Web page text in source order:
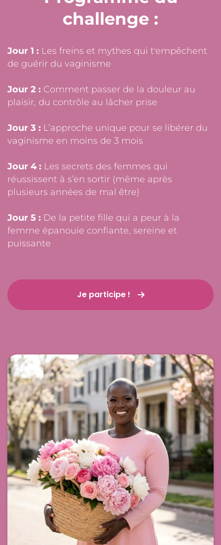
challenge :
Jour 1 : Les freins et mythes qui t'empêchent
de guérir du vaginisme
Jour 2 : Comment passer de la douleur au
plaisir, du contrôle au lâcher prise
Jour 3 : L’approche unique pour se libérer du
vaginisme en moins de 3 mois
Jour 4 : Les secrets des femmes qui
réussissent à s’en sortir (même après
plusieurs années de mal être)
Jour 5 : De la petite fille qui a peur à la
femme épanouie confiante, sereine et
puissante
Je participe !